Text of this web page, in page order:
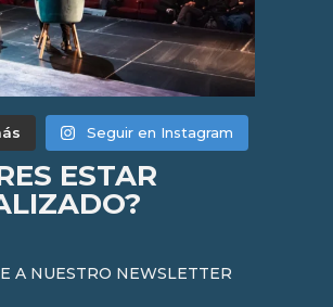
Seguir en Instagram
ESTAR
A NUESTRO NEWSLETTER